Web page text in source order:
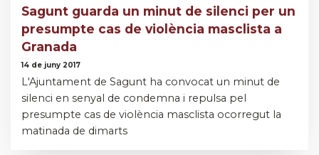
Sagunt guarda un minut de silenci per un
presumpte cas de violència masclista a
Granada
14 de juny 2017
L'Ajuntament de Sagunt ha convocat un minut de
silenci en senyal de condemna i repulsa pel
presumpte cas de violència masclista ocorregut la
matinada de dimarts